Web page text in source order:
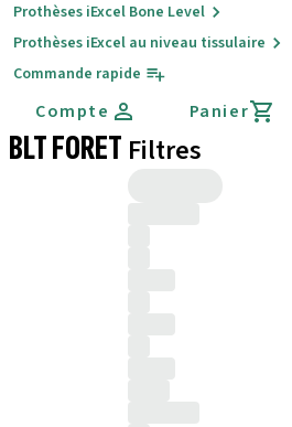
Prothèses iExcel Bone Level
Prothèses iExcel au niveau tissulaire
Commande rapide
Compte Panier
BLT FORET Filtres